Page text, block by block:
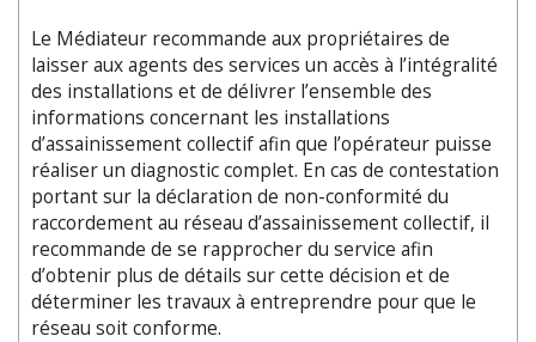
Le Médiateur recommande aux propriétaires de
laisser aux agents des services un accès à l’intégralité
des installations et de délivrer l’ensemble des
informations concernant les installations
d’assainissement collectif afin que l’opérateur puisse
réaliser un diagnostic complet. En cas de contestation
portant sur la déclaration de non-conformité du
raccordement au réseau d’assainissement collectif, il
recommande de se rapprocher du service afin
d’obtenir plus de détails sur cette décision et de
déterminer les travaux à entreprendre pour que le
réseau soit conforme.